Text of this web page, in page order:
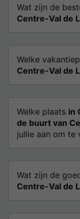
Wat zijn de
Centre-Val de
Welke
Centre-Val de
Welke plaats in
de buurt van
jullie aan om te
Wat zijn de
Centre-Val de